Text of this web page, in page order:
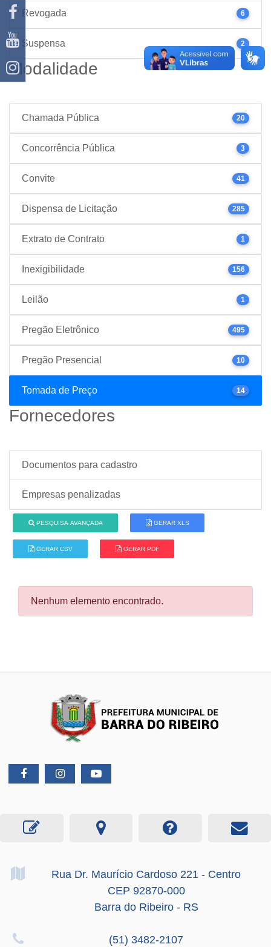
Revogada 6
Suspensa 2
Modalidade
Chamada Pública 20
Concorrência Pública 3
Convite 41
Dispensa de Licitação 285
Extrato de Contrato 1
Inexigibilidade 156
Leilão 1
Pregão Eletrônico 495
Pregão Presencial 10
Tomada de Preço 14
Fornecedores
Documentos para cadastro
Empresas penalizadas
PESQUISA AVANÇADA GERAR XLS
GERAR CSV GERAR PDF
Nenhum elemento encontrado.
Rua Dr. Maurício Cardoso 221 - Centro
CEP 92870-000
Barra do Ribeiro - RS
(51) 3482-2107